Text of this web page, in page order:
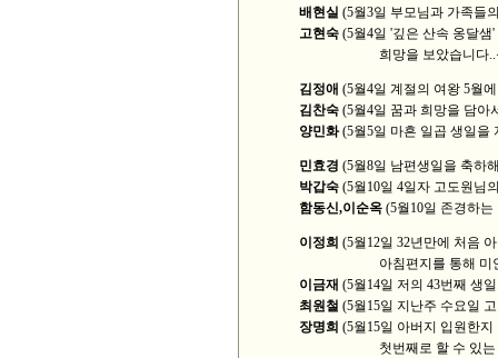
배현실 (5월3일 부모님과 가족들
고현숙 (5월4일 '깊은 산속 옹달샘
희망을 보았습니다..큰
김정애 (5월4일 계절의 여왕 5월
김찬숙 (5월4일 꿈과 희망을 담아
양민화(5월5일 마흔 일곱 생일을
민효경 (5월8일 남편생일을 축하
박갑숙 (5월10일 4일자 고도원님
함동신,이순옥 (5월10일 존경하
이정희 (5월12일 32년만에 처음
아침편지를 통해 미안한
이금재 (5월14일 저의 43번째 생
최원철 (5월15일 지난주 수요일
장명희 (5월15일 아버지 입원한지
첫번째로 할 수 있는 면